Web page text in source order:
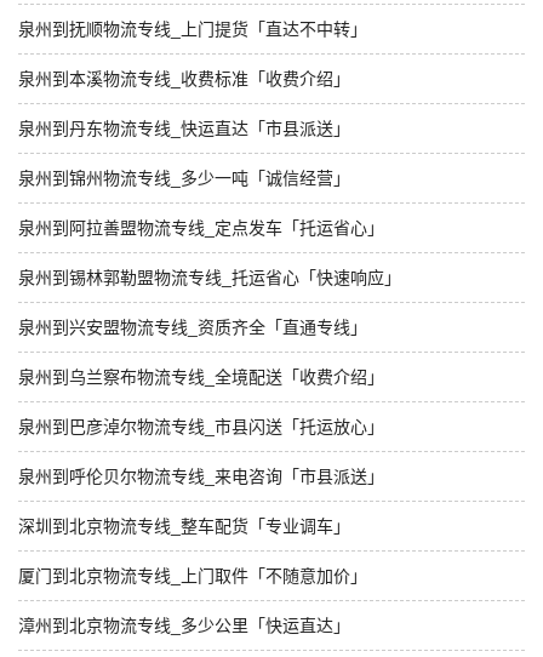
泉州到抚顺物流专线_上门提货「直达不中转」
泉州到本溪物流专线_收费标准「收费介绍」
泉州到丹东物流专线_快运直达「市县派送」
泉州到锦州物流专线_多少一吨「诚信经营」
泉州到阿拉善盟物流专线_定点发车「托运省心」
泉州到锡林郭勒盟物流专线_托运省心「快速响应」
泉州到兴安盟物流专线_资质齐全「直通专线」
泉州到乌兰察布物流专线_全境配送「收费介绍」
泉州到巴彦淖尔物流专线_市县闪送「托运放心」
泉州到呼伦贝尔物流专线_来电咨询「市县派送」
深圳到北京物流专线_整车配货「专业调车」
厦门到北京物流专线_上门取件「不随意加价」
漳州到北京物流专线_多少公里「快运直达」